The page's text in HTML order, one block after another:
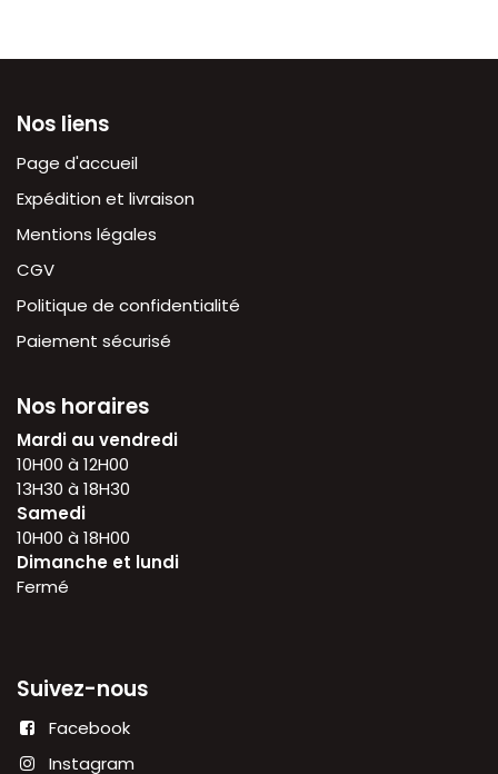
Nos liens
Page d'accueil
Expédition et livraison
Mentions légales
CGV
Politique de confidentialité
Paiement sécurisé
Nos horaires
Mardi au vendredi
10H00 à 12H00
13H30 à 18H30
Samedi
10H00 à 18H00
Dimanche et lundi
Fermé
Suivez-nous
Facebook
Instagram